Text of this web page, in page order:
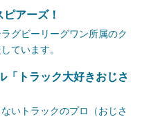
アーズ！
グビーリーグワン所属のク
ています。
「トラック大好きおじさ
いトラックのプロ（おじさ